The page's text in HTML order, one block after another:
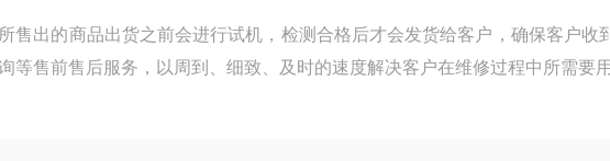
售出的商品出货之前会进行试机，检测合格后才会发货给客户，确保客户
等售前售后服务，以周到、细致、及时的速度解决客户在维修过程中所需要